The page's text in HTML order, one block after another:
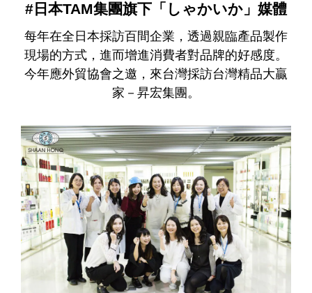
# 日本TAM集團旗下「しゃかいか」媒體
每年在全日本採訪百間企業，透過親臨產品製作
現場的方式，進而增進消費者對品牌的好感度。
今年應外貿協會之邀，來台灣採訪台灣精品大贏
家－昇宏集團。